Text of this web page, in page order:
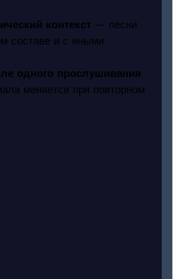
контекст— песни
составе и с иными
одного прослушивания
меняется при повторном